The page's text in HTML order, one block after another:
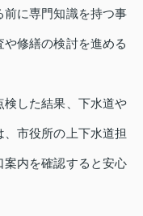
に専門知識を持つ事
修繕の検討を進める
した結果、下水道や
市役所の上下水道担
案内を確認すると安心